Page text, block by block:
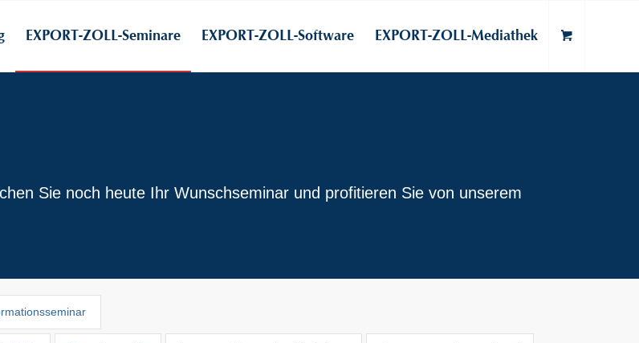
EXPORT-ZOLL-Seminare EXPORT-ZOLL-Software EXPORT-ZOLL-Mediathek
Sie noch heute Ihr Wunschseminar und profitieren Sie von unserem